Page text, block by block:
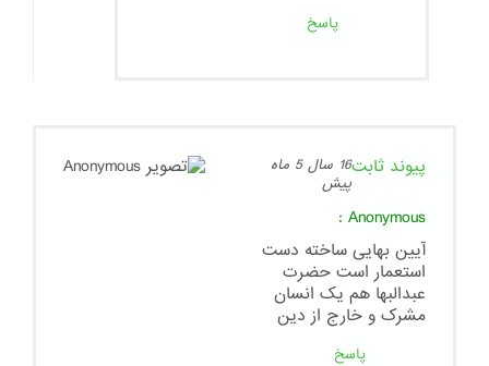
پاسخ
پیوند ثابت
16 سال 5 ماه
پیش
Anonymous
:
آیین بهایی ساخته دست
استعمار است حضرت
عبدالبها هم یک انسان
مشرک و خارج از دین
پاسخ